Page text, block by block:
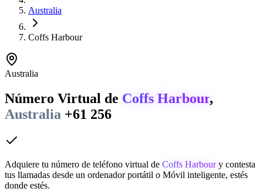
Australia
Coffs Harbour
Australia
Número Virtual de Coffs Harbour,
Australia +61 256
Adquiere tu número de teléfono virtual de Coffs Harbour y contesta
tus llamadas desde un ordenador portátil o Móvil inteligente, estés
donde estés.